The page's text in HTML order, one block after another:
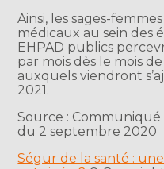
Ainsi, les sages-
médicaux au sein des
EHPAD publics
par mois dès le mois
auxquels viendront
2021.
Source :
du 2 septembre 2020
Ségur de la santé :